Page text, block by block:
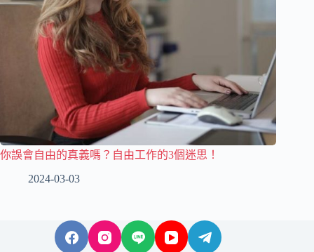
你誤會自由的真義嗎？自由工作的3個迷思！
2024-03-03